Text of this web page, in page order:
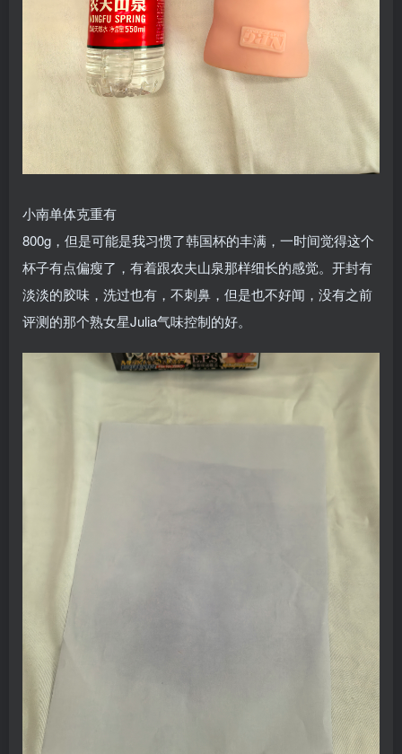
小南单体克重有
800g，但是可能是我习惯了韩国杯的丰满，一时间觉得这个
杯子有点偏瘦了，有着跟农夫山泉那样细长的感觉。开封有
淡淡的胶味，洗过也有，不刺鼻，但是也不好闻，没有之前
评测的那个熟女星Julia气味控制的好。